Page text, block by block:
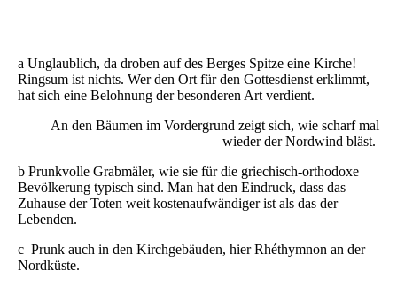
a Unglaublich, da droben auf des Berges Spitze eine Kirche!
Ringsum ist nichts. Wer den Ort für den Gottesdienst erklimmt,
hat sich eine Belohnung der besonderen Art verdient.
An den Bäumen im Vordergrund zeigt sich, wie scharf mal
wieder der Nordwind bläst.
b Prunkvolle Grabmäler, wie sie für die griechisch-orthodoxe
Bevölkerung typisch sind. Man hat den Eindruck, dass das
Zuhause der Toten weit kostenaufwändiger ist als das der
Lebenden.
c Prunk auch in den Kirchgebäuden, hier Rhéthymnon an der
Nordküste.